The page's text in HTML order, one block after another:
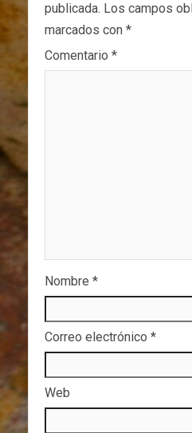
publicada. Los campos
marcados con *
Comentario *
Nombre *
Correo electrónico *
Web